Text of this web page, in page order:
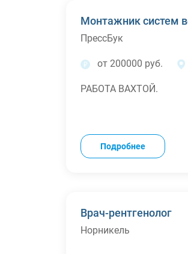
Монтажник систем
ПрессБук
от 200000 руб.
РАБОТА ВАХТОЙ.
Подробнее
Врач-рентгенолог
Норникель